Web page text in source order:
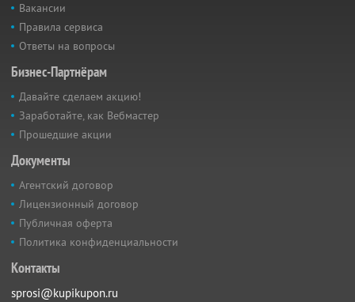
Вакансии
Правила сервиса
Ответы на вопросы
Бизнес-Партнёрам
Давайте сделаем акцию!
Заработайте, как Вебмастер
Прошедшие акции
Документы
Агентский договор
Лицензионный договор
Публичная оферта
Политика конфиденциальности
Контакты
sprosi@kupikupon.ru